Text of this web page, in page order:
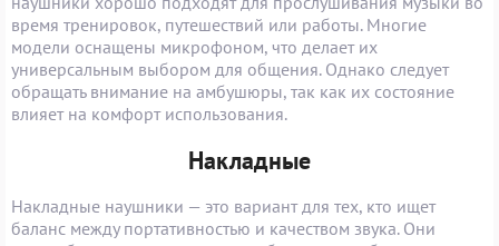
время тренировок, путешествий или работы. Многие
модели оснащены микрофоном, что делает их
универсальным выбором для общения. Однако следует
обращать внимание на амбушюры, так как их состояние
влияет на комфорт использования.
Накладные
Накладные наушники — это вариант для тех, кто ищет
баланс между портативностью и качеством звука. Они